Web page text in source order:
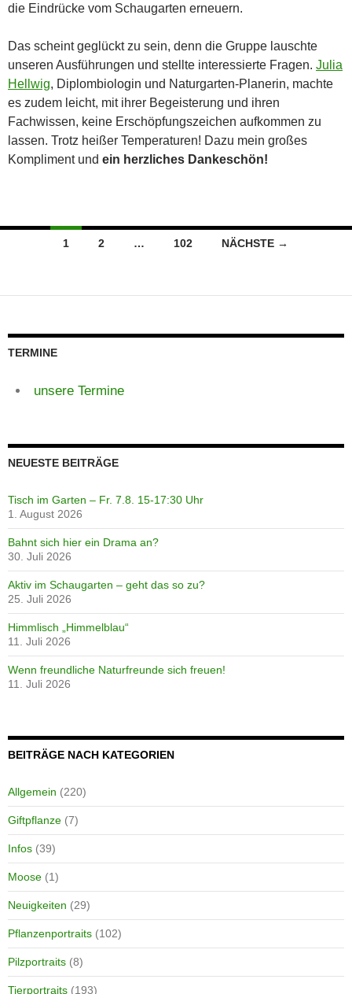
die Eindrücke vom Schaugarten erneuern.
Das scheint geglückt zu sein, denn die Gruppe lauschte
unseren Ausführungen und stellte interessierte Fragen. Julia
Hellwig, Diplombiologin und Naturgarten-Planerin, machte
es zudem leicht, mit ihrer Begeisterung und ihren
Fachwissen, keine Erschöpfungszeichen aufkommen zu
lassen. Trotz heißer Temperaturen! Dazu mein großes
Kompliment und ein herzliches Dankeschön!
Beitragsnavigation
1 2 … 102 NÄCHSTE →
TERMINE
unsere Termine
NEUESTE BEITRÄGE
Tisch im Garten – Fr. 7.8. 15-17:30 Uhr
1. August 2026
Bahnt sich hier ein Drama an?
30. Juli 2026
Aktiv im Schaugarten – geht das so zu?
25. Juli 2026
Himmlisch „Himmelblau“
11. Juli 2026
Wenn freundliche Naturfreunde sich freuen!
11. Juli 2026
BEITRÄGE NACH KATEGORIEN
Allgemein (220)
Giftpflanze (7)
Infos (39)
Moose (1)
Neuigkeiten (29)
Pflanzenportraits (102)
Pilzportraits (8)
Tierportraits (193)